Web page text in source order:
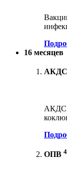
16 месяцев
АКДС
АКДС:
ОПВ 4